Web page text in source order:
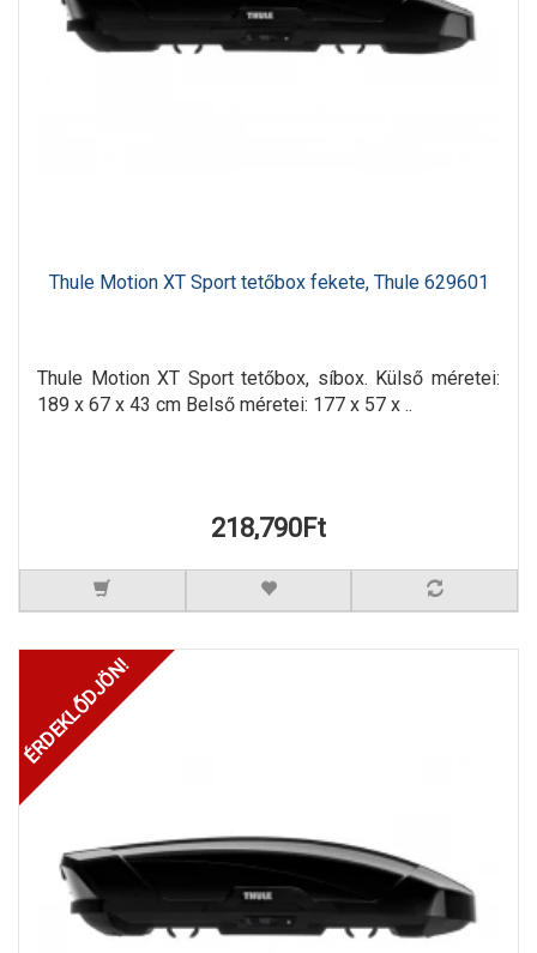
Thule Motion XT Sport tetőbox fekete, Thule 629601
Thule Motion XT Sport tetőbox, síbox. Külső méretei:
189 x 67 x 43 cm Belső méretei: 177 x 57 x ..
218,790Ft
ÉRDEKLŐDJÖN!